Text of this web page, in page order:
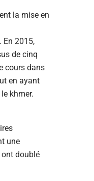
la mise en
2015,
de cinq
cours dans
en ayant
le khmer.
une
doublé